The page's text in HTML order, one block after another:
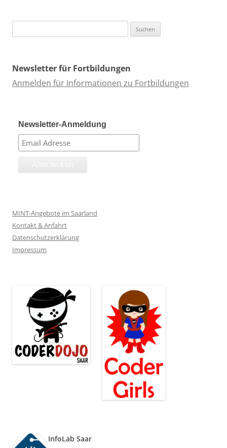
nach:
Newsletter für Fortbildungen
Anmelden für Informationen zu Fortbildungen
Newsletter-Anmeldung
MINT-Angebote im Saarland
Kontakt & Anfahrt
Datenschutzerklärung
Impressum
InfoLab Saar